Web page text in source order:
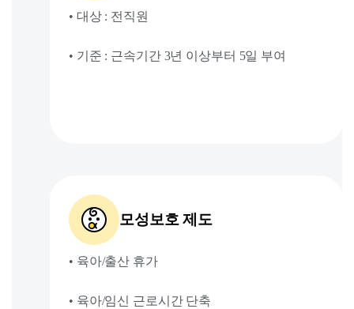
• 대상 : 전직원
• 기준 : 근속기간 3년 이상부터 5일 부여
모성보호 제도
• 육아/출산 휴가
• 육아/임신 근로시간 단축